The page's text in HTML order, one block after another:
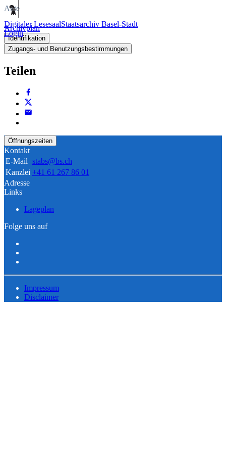
Digitaler LesesaalStaatsarchiv Basel-Stadt
Login
Akte
Archivplan
Identifikation
Zugangs- und Benutzungsbestimmungen
Teilen
Öffnungszeiten
Kontakt
E-Mail stabs@bs.ch
Kanzlei +41 61 267 86 01
Adresse
Links
Lageplan
Folge uns auf
Impressum
Disclaimer